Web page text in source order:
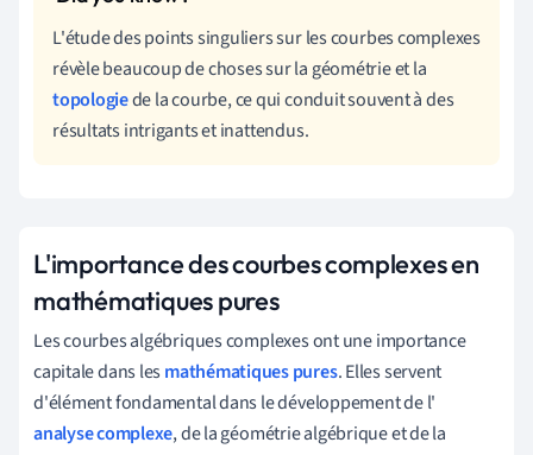
L'étude des points singuliers sur les courbes complexes
révèle beaucoup de choses sur la géométrie et la
topologiede la courbe, ce qui conduit souvent à des
résultats intrigants et inattendus.
L'importance des courbes complexes en
mathématiques pures
Les courbes algébriques complexes ont une importance
capitale dans lesmathématiques pures. Elles servent
d'élément fondamental dans le développement de l'
analyse complexe, de la géométrie algébrique et de la